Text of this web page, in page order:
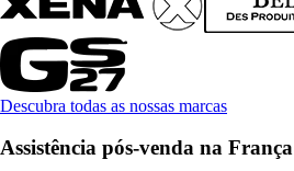
Descubra todas as nossas marcas
Assistência pós-venda na França